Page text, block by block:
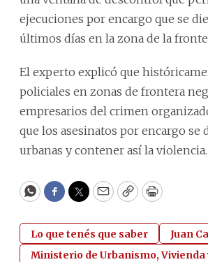
ejecuciones por encargo que se
últimos días en la zona de la
El experto explicó que
policiales en zonas de frontera
empresarios del crimen
que los asesinatos por encargo se
urbanas y contener así la violencia.
WhatsApp
Facebook
Twitter
EmailCopyPrint
Lo que tenés que saber
Juan
Ministerio de Urbanismo,